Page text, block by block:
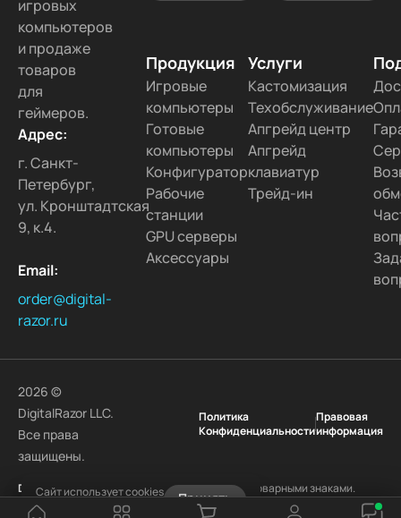
игровых
компьютеров
и продаже
товаров
для
геймеров.
Адрес:
г. Санкт-
Петербург,
ул. Кронштадтская
9, к.4.
Email:
order@digital-
razor.ru
Продукция
Игровые
компьютеры
Готовые
компьютеры
Конфигуратор
Рабочие
станции
GPU серверы
Аксессуары
Услуги
Кастомизация
Техобслуживание
Апгрейд центр
Апгрейд
клавиатур
Трейд-ин
2026 ©
DigitalRazor LLC.
Все права
защищены.
Политика
Конфиденциальности
Правовая
информация
DigitalRazorи логотипDigitalRazorявляются товарными знаками.
Другие наименования и товарные знаки являются собственностью
Сайт использует cookies
Узнать подробнее
Принять